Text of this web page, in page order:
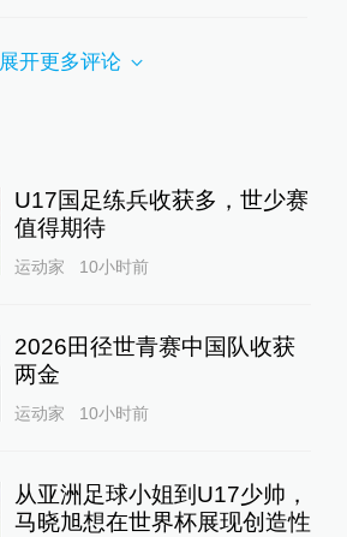
展开更多评论
U17国足练兵收获多，世少赛
值得期待
运动家 10小时前
2026田径世青赛中国队收获
两金
运动家 10小时前
从亚洲足球小姐到U17少帅，
马晓旭想在世界杯展现创造性